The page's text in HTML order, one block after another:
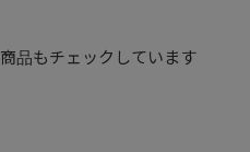
品もチェックしています